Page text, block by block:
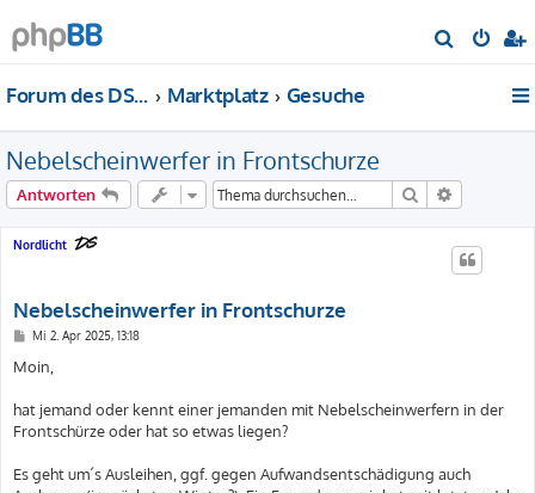
u
Forum des DS-Club Deutschland e.V. Marktplatz Gesuche
Nebelscheinwerfer in Frontschurze
Antworten Suche
Nordlicht
Nebelscheinwerfer in Frontschurze
B
i
t
a
g
Mi 2. Apr 2025, 13:18
Moin,
hat jemand oder kennt einer jemanden mit Nebelscheinwerfern in der
Frontschürze oder hat so etwas liegen?
Es geht um´s Ausleihen, ggf. gegen Aufwandsentschädigung auch